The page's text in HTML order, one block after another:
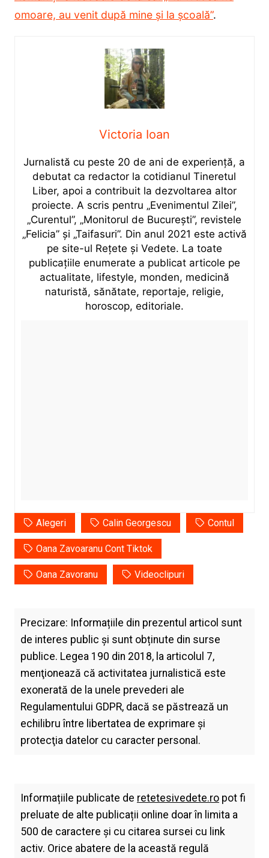
omoare, au venit după mine și la școală”.
Victoria Ioan
Jurnalistă cu peste 20 de ani de experiență, a
debutat ca redactor la cotidianul Tineretul
Liber, apoi a contribuit la dezvoltarea altor
proiecte. A scris pentru „Evenimentul Zilei”,
„Curentul”, „Monitorul de București”, revistele
„Felicia” și „Taifasuri”. Din anul 2021 este activă
pe site-ul Rețete și Vedete. La toate
publicațiile enumerate a publicat articole pe
actualitate, lifestyle, monden, medicină
naturistă, sănătate, reportaje, religie,
horoscop, editoriale.
Alegeri Calin Georgescu Contul
Oana Zavoaranu Cont Tiktok
Oana Zavoranu Videoclipuri
Precizare: Informațiile din prezentul articol sunt
de interes public și sunt obținute din surse
publice. Legea 190 din 2018, la articolul 7,
menţionează că activitatea jurnalistică este
exonerată de la unele prevederi ale
Regulamentului GDPR, dacă se păstrează un
echilibru între libertatea de exprimare şi
protecţia datelor cu caracter personal.
Informațiile publicate de retetesivedete.ropot fi
preluate de alte publicații online doar în limita a
500 de caractere și cu citarea sursei cu link
activ. Orice abatere de la această regulă